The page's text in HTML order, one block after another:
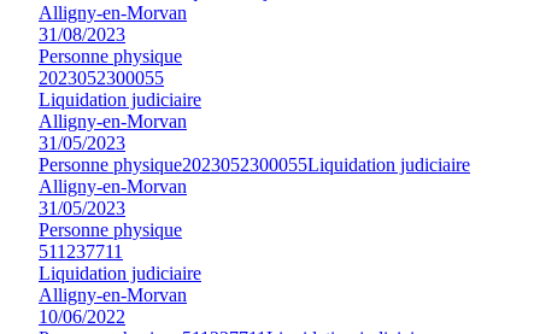
Alligny-en-Morvan
31/08/2023
Personne physique
2023052300055
Liquidation judiciaire
Alligny-en-Morvan
31/05/2023
Personne physique2023052300055Liquidation judiciaire
Alligny-en-Morvan
31/05/2023
Personne physique
511237711
Liquidation judiciaire
Alligny-en-Morvan
10/06/2022